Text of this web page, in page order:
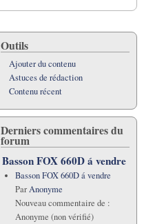
Outils
Ajouter du contenu
Astuces de rédaction
Contenu récent
Derniers commentaires du
forum
Basson FOX 660D á vendre
Basson FOX 660D á vendre
ParAnonyme
Nouveau commentaire de :
Anonyme (non vérifié)